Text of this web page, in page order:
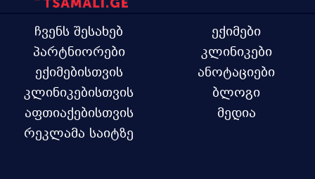
ჩვენს შესახებ
პარტნიორები
ექიმებისთვის
კლინიკებისთვის
აფთიაქებისთვის
რეკლამა საიტზე
ექიმები
კლინიკები
ანოტაციები
ბლოგი
მედია